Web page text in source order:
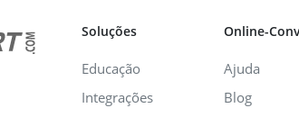
Soluções
Educação
Integrações
Online-
Ajuda
Blog